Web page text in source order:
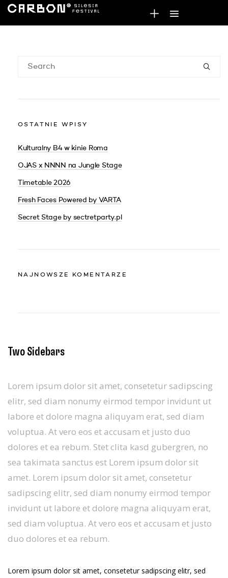
OSTATNIE WPISY
Kulturalny B4 w kinie Roma
OJAS x NNNN na Jungle Stage
Timetable 2026
Fresh Faces Powered by VARTA
Secret Stage by sectretparty.pl
NAJNOWSZE KOMENTARZE
Two Sidebars
Lorem ipsum dolor sit amet, consetetur sadipscing
elitr, sed diam nonumy eirmod tempor invidunt ut
labore et dolore magna aliquyam erat, sed diam
voluptua. At vero eos et accusam et justo duo
dolores et ea rebum. Stet clita kasd gubergren, no
sea takimata sanctus est Lorem ipsum dolor sit
amet. Lorem ipsum dolor sit amet, consetetur
sadipscing elitr, sed diam nonumy eirmod tempor
invidunt ut labore et dolore magna aliquyam erat,
sed diam voluptua. At vero eos et accusam et justo
duo dolores et ea rebum.
Lorem ipsum dolor sit amet, consetetur sadipscing elitr, sed